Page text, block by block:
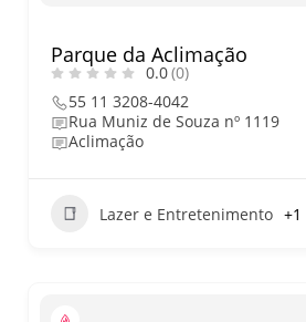
Parque da Aclimação
0.0(0)
55 11 3208-4042
Rua Muniz de Souza nº 1119
Aclimação
Lazer e Entretenimento +1